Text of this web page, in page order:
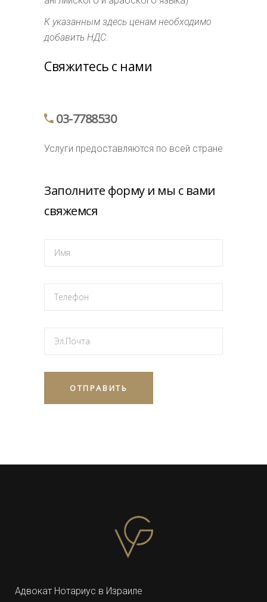
К указанным здесь ценам необходимо
добавить НДС.
Свяжитесь с нами
03-7788530
Услуги предоставляются по всей стране
Заполните форму и мы с вами
свяжемся
Адвокат Нотариус в Израиле